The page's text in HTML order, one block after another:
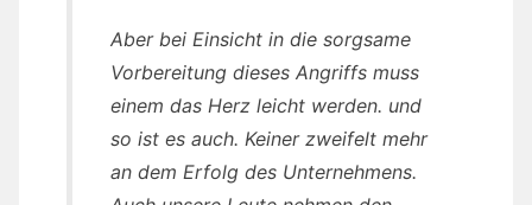
Aber bei Einsicht in die sorgsame
Vorbereitung dieses Angriffs muss
einem das Herz leicht werden. und
so ist es auch. Keiner zweifelt mehr
an dem Erfolg des Unternehmens.